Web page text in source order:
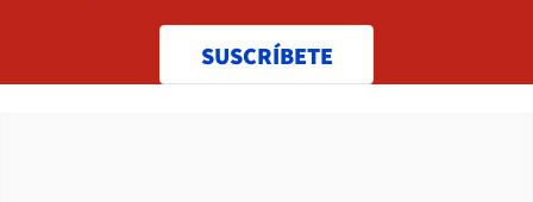
SUSCRÍBETE